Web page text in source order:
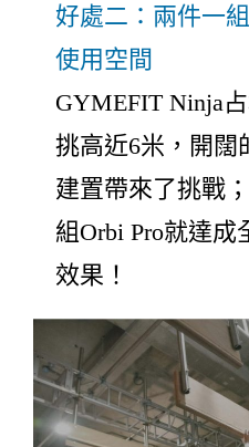
好處二：兩件一
使用空間
GYMEFIT Ninja
挑高近6米，開闊
建置帶來了挑戰
組Orbi Pro就達
效果！